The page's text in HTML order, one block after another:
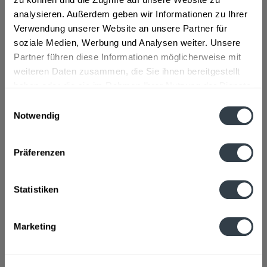
analysieren. Außerdem geben wir Informationen zu Ihrer
Verwendung unserer Website an unsere Partner für
soziale Medien, Werbung und Analysen weiter. Unsere
Partner führen diese Informationen möglicherweise mit
weiteren Daten zusammen, die Sie ihnen bereitgestellt
Notwendig
Präferenzen
Statistiken
Marketing
Zutaten und Allergene
Wasser, GERSTENMALZ, Hopfen
Lebensmittelunternehmer
Brauerei Bischofshof E.K., 93049 Regensburgmehr
4,7% volmehr
Ähnliche Artikel